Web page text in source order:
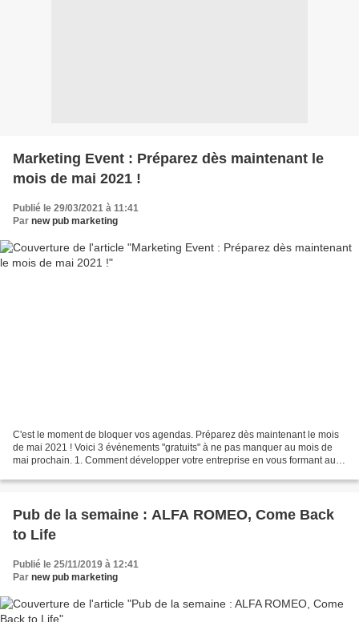
Marketing Event : Préparez dès maintenant le
mois de mai 2021 !
Publié le 29/03/2021 à 11:41
Par new pub marketing
C'est le moment de bloquer vos agendas. Préparez dès maintenant le mois
de mai 2021 ! Voici 3 événements "gratuits" à ne pas manquer au mois de
mai prochain. 1. Comment développer votre entreprise en vous formant au
Pub de la semaine : ALFA ROMEO, Come Back
to Life
Publié le 25/11/2019 à 12:41
Par new pub marketing